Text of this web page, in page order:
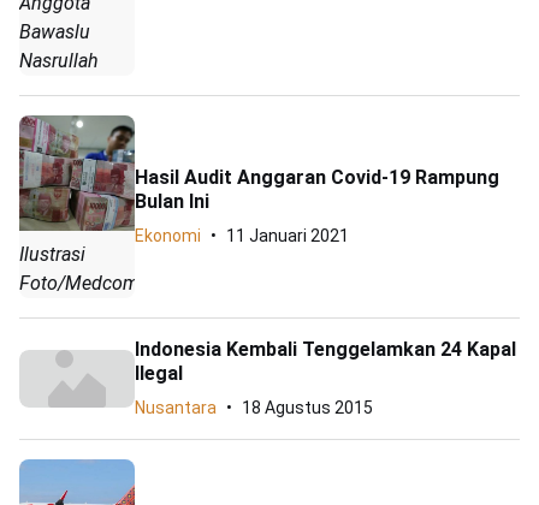
Bawaslu
Nasrullah
Ilustrasi
Foto/Medcom
Hasil Audit Anggaran Covid-19 Rampung
Bulan Ini
Ekonomi 11 Januari 2021
Indonesia Kembali Tenggelamkan 24 Kapal
Ilegal
Nusantara 18 Agustus 2015